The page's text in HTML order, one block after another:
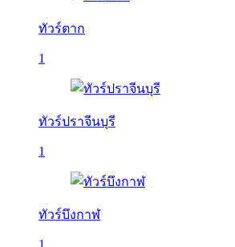
ทัวร์ตาก
1
ทัวร์ปราจีนบุรี
1
ทัวร์บึงกาฬ
1